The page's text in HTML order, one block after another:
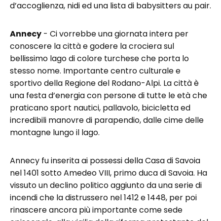
d’accoglienza, nidi ed una lista di babysitters au pair.
Annecy - Ci vorrebbe una giornata intera per
conoscere la città e godere la crociera sul
bellissimo lago di colore turchese che porta lo
stesso nome. Importante centro culturale e
sportivo della Regione del Rodano-Alpi. La città è
una festa d’energia con persone di tutte le età che
praticano sport nautici, pallavolo, bicicletta ed
incredibili manovre di parapendio, dalle cime delle
montagne lungo il lago.
Annecy fu inserita ai possessi della Casa di Savoia
nel 1401 sotto Amedeo VIII, primo duca di Savoia. Ha
vissuto un declino politico aggiunto da una serie di
incendi che la distrussero nel 1412 e 1448, per poi
rinascere ancora più importante come sede